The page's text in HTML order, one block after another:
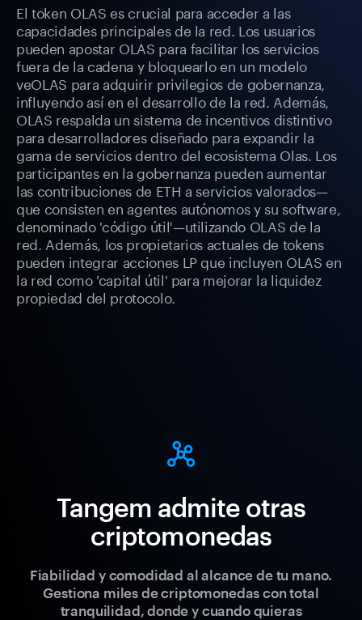
El token OLAS es crucial para acceder a las
capacidades principales de la red. Los usuarios
pueden apostar OLAS para facilitar los servicios
fuera de la cadena y bloquearlo en un modelo
veOLAS para adquirir privilegios de gobernanza,
influyendo así en el desarrollo de la red. Además,
OLAS respalda un sistema de incentivos distintivo
para desarrolladores diseñado para expandir la
gama de servicios dentro del ecosistema Olas. Los
participantes en la gobernanza pueden aumentar
las contribuciones de ETH a servicios valorados—
que consisten en agentes autónomos y su software,
denominado 'código útil'—utilizando OLAS de la
red. Además, los propietarios actuales de tokens
pueden integrar acciones LP que incluyen OLAS en
la red como 'capital útil' para mejorar la liquidez
propiedad del protocolo.
Tangem admite otras
criptomonedas
Fiabilidad y comodidad al alcance de tu mano.
Gestiona miles de criptomonedas con total
tranquilidad, donde y cuando quieras